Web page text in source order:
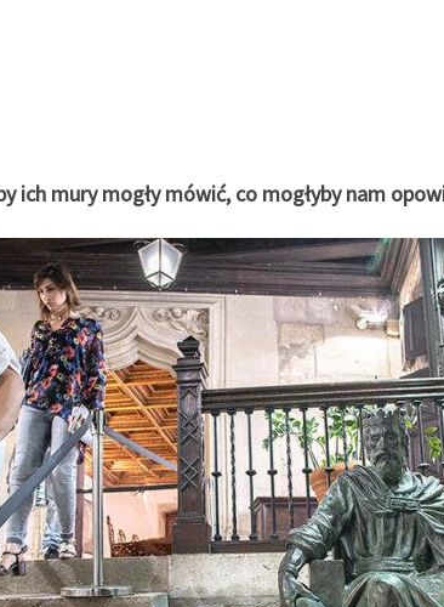
ich mury mogły mówić, co mogłyby nam